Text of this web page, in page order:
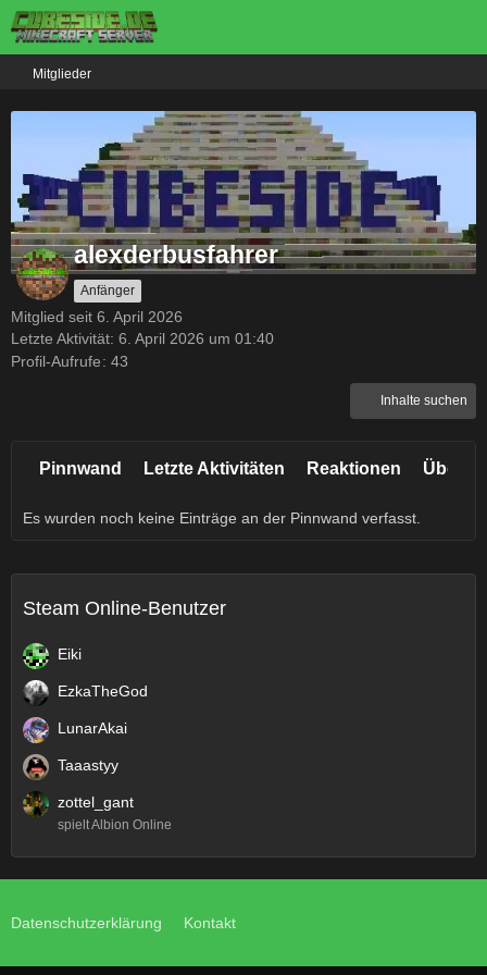
Mitglieder
alexderbusfahrer
Anfänger
Mitglied seit 6. April 2026
Letzte Aktivität: 6. April 2026 um 01:40
Profil-Aufrufe
43
Inhalte suchen
Pinnwand Letzte Aktivitäten Reaktionen Über
Es wurden noch keine Einträge an der Pinnwand verfasst.
Steam Online-Benutzer
Eiki
EzkaTheGod
LunarAkai
Taaastyy
zottel_gant
spielt Albion Online
Datenschutzerklärung Kontakt